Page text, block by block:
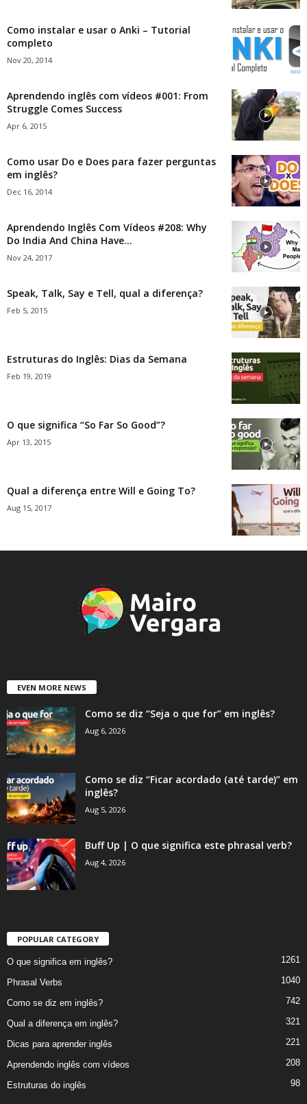
Como instalar e usar o Anki – Tutorial
completo
Nov 20, 2014
Aprendendo inglês com vídeos #001: From
Struggle Comes Success
Apr 6, 2015
Como usar Do e Does para fazer perguntas
em inglês?
Dec 16, 2014
Aprendendo Inglês Com Vídeos #208: Why
Do India And China Have...
Nov 24, 2017
Speak, Talk, Say e Tell, qual a diferença?
Feb 5, 2015
Estruturas do Inglês: Dias da Semana
Feb 19, 2019
O que significa “So Far So Good”?
Apr 13, 2015
Qual a diferença entre Will e Going To?
Aug 15, 2017
EVEN MORE NEWS
Como se diz “Seja o que for” em inglês?
Aug 6, 2026
Como se diz “Ficar acordado (até tarde)” em
inglês?
Aug 5, 2026
Buff Up | O que significa este phrasal verb?
Aug 4, 2026
POPULAR CATEGORY
O que significa em inglês? 1261
Phrasal Verbs 1040
Como se diz em inglês? 742
Qual a diferença em inglês? 321
Dicas para aprender inglês 221
Aprendendo inglês com vídeos 208
Estruturas do inglês 98